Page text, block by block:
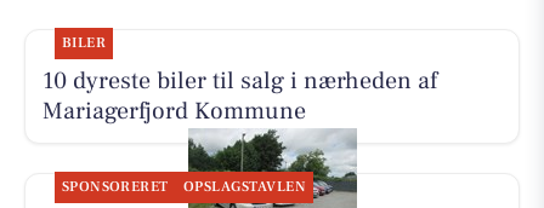
BILER
10 dyreste biler til salg i nærheden af
Mariagerfjord Kommune
SPONSORERET OPSLAGSTAVLEN